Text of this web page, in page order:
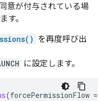
意が付与されている場
す。
を再度呼び出
に設定します。
(forcePermissionFlow =